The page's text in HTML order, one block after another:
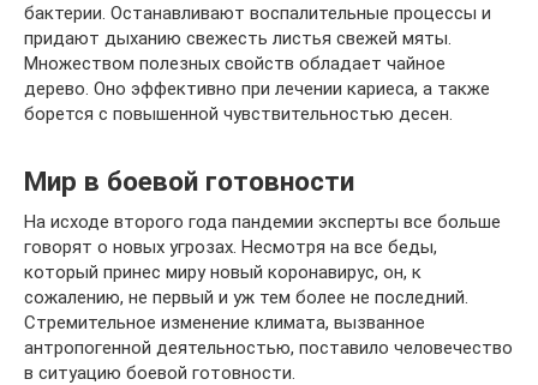
бактерии. Останавливают воспалительные процессы и
придают дыханию свежесть листья свежей мяты.
Множеством полезных свойств обладает чайное
дерево. Оно эффективно при лечении кариеса, а также
борется с повышенной чувствительностью десен.
Мир в боевой готовности
На исходе второго года пандемии эксперты все больше
говорят о новых угрозах. Несмотря на все беды,
который принес миру новый коронавирус, он, к
сожалению, не первый и уж тем более не последний.
Стремительное изменение климата, вызванное
антропогенной деятельностью, поставило человечество
в ситуацию боевой готовности.